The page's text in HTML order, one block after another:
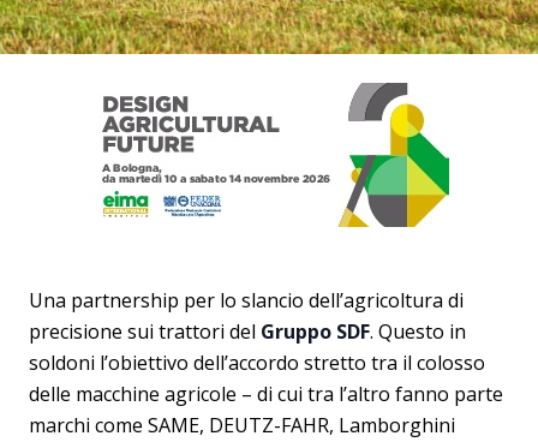
Una partnership per lo slancio dell’agricoltura di
precisione sui trattori del Gruppo SDF. Questo in
soldoni l’obiettivo dell’accordo stretto tra il colosso
delle macchine agricole – di cui tra l’altro fanno parte
marchi come SAME, DEUTZ-FAHR, Lamborghini